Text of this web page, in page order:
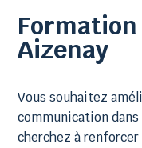
Aizenay
Vous souhaitez
communication
cherchez à